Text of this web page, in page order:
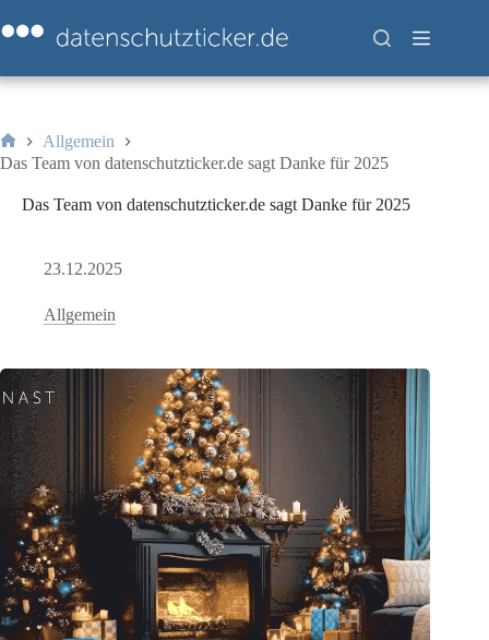
Inhalt
springen
Start
Allgemein
Das Team von datenschutzticker.de sagt Danke für 2025
Das Team von datenschutzticker.de sagt Danke für 2025
23.12.2025
Allgemein